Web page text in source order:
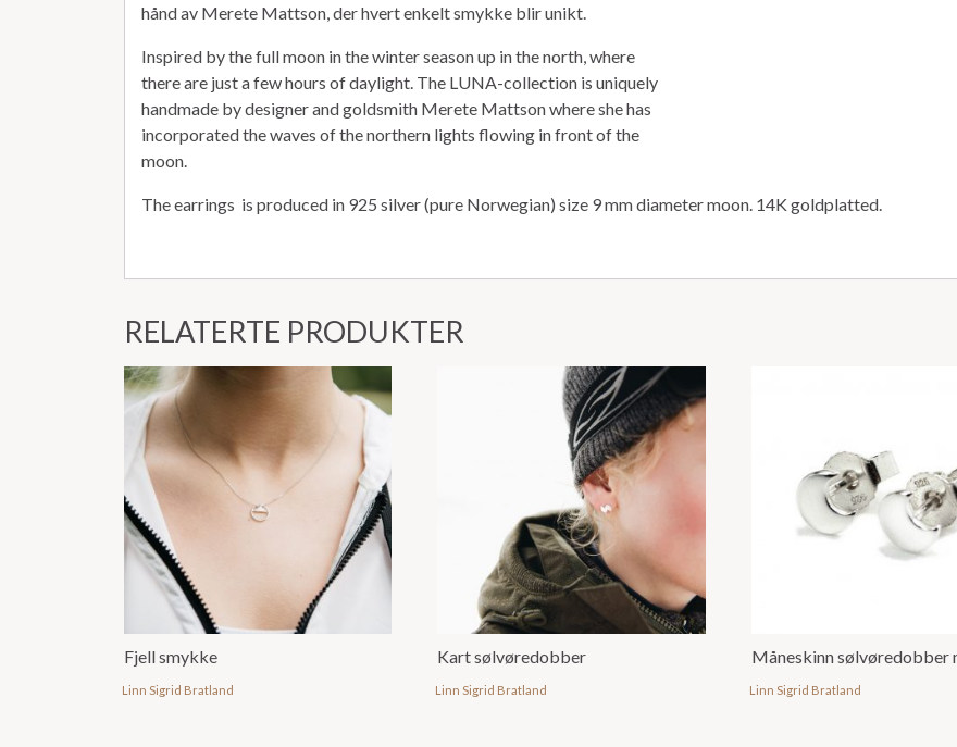
hånd av Merete Mattson, der hvert enkelt smykke blir unikt.
Inspired by the full moon in the winter season up in the north, where
there are just a few hours of daylight. The LUNA-collection is uniquely
handmade by designer and goldsmith Merete Mattson where she has
incorporated the waves of the northern lights flowing in front of the
moon.
The earrings is produced in 925 silver (pure Norwegian) size 9 mm diameter moon. 14K goldplatted.
RELATERTE PRODUKTER
Fjell smykke
Linn Sigrid Bratland
Kart sølvøredobber
Linn Sigrid Bratland
Måneskinn sølvøredobber
Linn Sigrid Bratland